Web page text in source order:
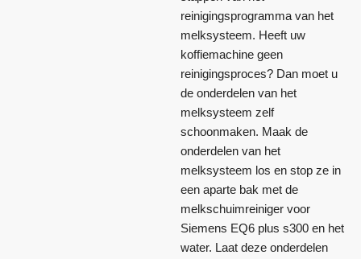
reinigingsprogramma van het
melksysteem. Heeft uw
koffiemachine geen
reinigingsproces? Dan moet u
de onderdelen van het
melksysteem zelf
schoonmaken. Maak de
onderdelen van het
melksysteem los en stop ze in
een aparte bak met de
melkschuimreiniger voor
Siemens EQ6 plus s300 en het
water. Laat deze onderdelen